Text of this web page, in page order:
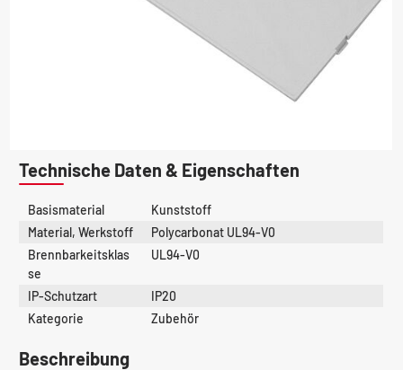
Technische Daten & Eigenschaften
Basismaterial
Kunststoff
Material, Werkstoff
Polycarbonat UL94-V0
Brennbarkeitsklas
se
UL94-V0
IP-Schutzart
IP20
Kategorie
Zubehör
Beschreibung